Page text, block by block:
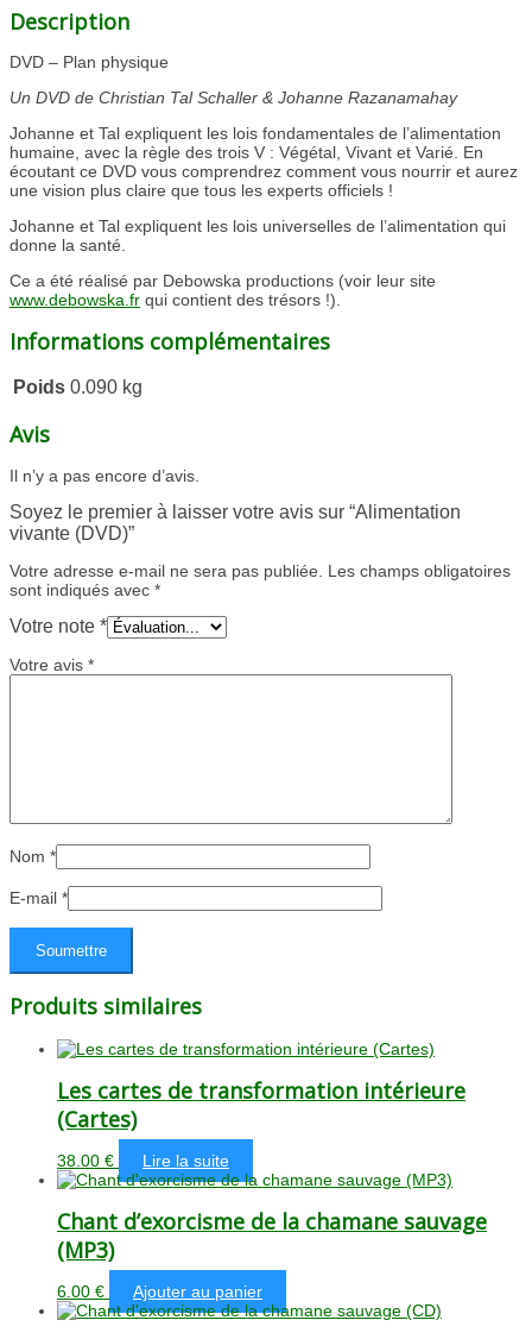
Description
DVD – Plan physique
Un DVD de Christian Tal Schaller & Johanne Razanamahay
Johanne et Tal expliquent les lois fondamentales de l’alimentation
humaine, avec la règle des trois V : Végétal, Vivant et Varié. En
écoutant ce DVD vous comprendrez comment vous nourrir et aurez
une vision plus claire que tous les experts officiels !
Johanne et Tal expliquent les lois universelles de l’alimentation qui
donne la santé.
Ce a été réalisé par Debowska productions (voir leur site
www.debowska.fr qui contient des trésors !).
Informations complémentaires
Poids 0.090 kg
Avis
Il n’y a pas encore d’avis.
Soyez le premier à laisser votre avis sur “Alimentation
vivante (DVD)”
Votre adresse e-mail ne sera pas publiée. Les champs obligatoires
sont indiqués avec *
Votre note *
Votre avis *
Nom *
E-mail *
Produits similaires
Les cartes de transformation intérieure
(Cartes)
38.00 € Lire la suite
Chant d’exorcisme de la chamane sauvage
(MP3)
6.00 € Ajouter au panier